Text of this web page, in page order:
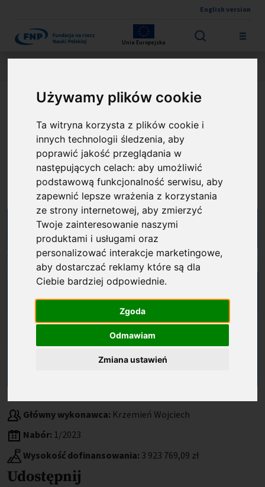
Używamy plików cookie
Ta witryna korzysta z plików cookie i
innych technologii śledzenia, aby
poprawić jakość przeglądania w
następujących celach:aby umożliwić
podstawową funkcjonalność serwisu,aby
zapewnić lepsze wrażenia z korzystania
ze strony internetowej,aby zmierzyć
Twoje zainteresowanie naszymi
produktami i usługami oraz
personalizować interakcje marketingowe,
aby dostarczać reklamy które są dla
Ciebie bardziej odpowiednie.
Zgoda
Odmawiam
Zmiana ustawień
English version
Unia Europejska
IMPET - Wielofotonowa
pozytonowa tomografia
emisyjna dla obrazowania
przemysłowego
Główny wykonawca: Krzemień Wojciech
Nabór: 1/2023
Wysokość dofinansowania: 3 923 769,09 zł
Udostępnij